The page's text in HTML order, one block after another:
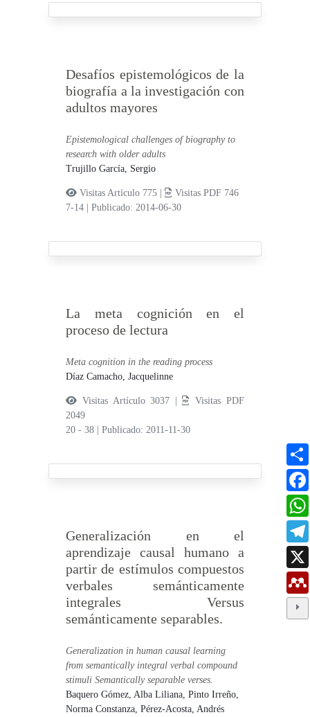
Desafíos epistemológicos de la
biografía a la investigación con
adultos mayores
Epistemological challenges of biography to
research with older adults
Trujillo García, Sergio
Visitas Artículo 775 |
Visitas PDF 746
7-14
|Publicado: 2014-06-30
La meta cognición en el
proceso de lectura
Meta cognition in the reading process
Díaz Camacho, Jacquelinne
Visitas Artículo 3037 |
Visitas PDF
2049
20 - 38
|Publicado: 2011-11-30
Generalización en el
aprendizaje causal humano a
partir de estímulos compuestos
verbales semánticamente
integrales Versus
semánticamente separables.
Generalization in human causal learning
from semantically integral verbal compound
stimuli Semantically separable verses.
Baquero Gómez, Alba Liliana,Pinto Irreño,
Norma Constanza,Pérez-Acosta, Andrés